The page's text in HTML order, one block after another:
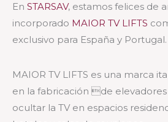
En STARSAV, estamos felices de
incorporado MAIOR TV LIFTS
exclusivo para España y Portugal.
MAIOR TV LIFTS es una marca
en la fabricación de
ocultar la TV en espacios